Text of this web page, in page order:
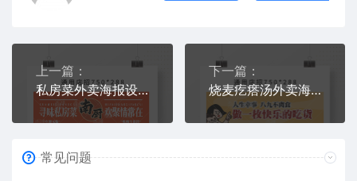
上一篇：
私房菜外卖海报设计模板
下一篇：
烧麦疙瘩汤外卖海报模板
常见问题